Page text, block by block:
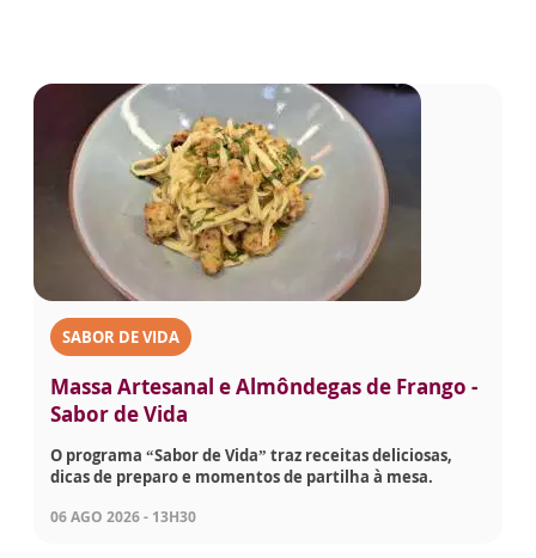
SABOR DE VIDA
Massa Artesanal e Almôndegas de Frango -
Sabor de Vida
O programa “Sabor de Vida” traz receitas deliciosas,
dicas de preparo e momentos de partilha à mesa.
06 AGO 2026 - 13H30